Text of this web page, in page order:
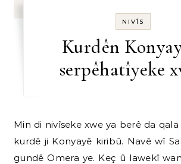
NIVÎS
Kurdên
serpêhatîyeke
Min di nivîseke xwe ya berê da qala cîranekî xwe yê
kurdê ji Konyayê kiribû. Navê wî
gundê Omera ye. Keç û lawekî